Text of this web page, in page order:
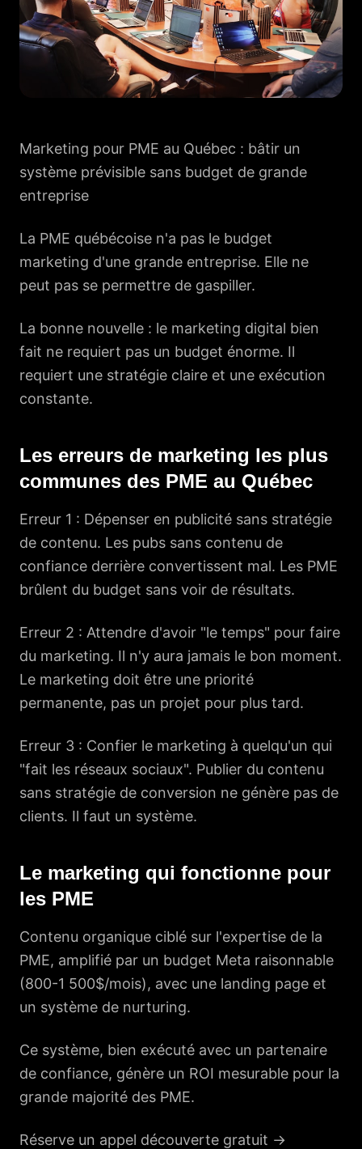
Marketing pour PME au Québec : bâtir un
système prévisible sans budget de grande
entreprise
La PME québécoise n'a pas le budget
marketing d'une grande entreprise. Elle ne
peut pas se permettre de gaspiller.
La bonne nouvelle : le marketing digital bien
fait ne requiert pas un budget énorme. Il
requiert une stratégie claire et une exécution
constante.
Les erreurs de marketing les plus
communes des PME au Québec
Erreur 1 : Dépenser en publicité sans stratégie
de contenu. Les pubs sans contenu de
confiance derrière convertissent mal. Les PME
brûlent du budget sans voir de résultats.
Erreur 2 : Attendre d'avoir "le temps" pour faire
du marketing. Il n'y aura jamais le bon moment.
Le marketing doit être une priorité
permanente, pas un projet pour plus tard.
Erreur 3 : Confier le marketing à quelqu'un qui
"fait les réseaux sociaux". Publier du contenu
sans stratégie de conversion ne génère pas de
clients. Il faut un système.
Le marketing qui fonctionne pour
les PME
Contenu organique ciblé sur l'expertise de la
PME, amplifié par un budget Meta raisonnable
(800-1 500$/mois), avec une landing page et
un système de nurturing.
Ce système, bien exécuté avec un partenaire
de confiance, génère un ROI mesurable pour la
grande majorité des PME.
Réserve un appel découverte gratuit →